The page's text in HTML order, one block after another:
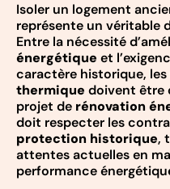
Isoler un logement
représente un véritable
Entre la nécessité
énergétique et
caractère historique, les
thermique doivent être
projet de rénovation
doit respecter les
protection historique,
attentes actuelles en
performance